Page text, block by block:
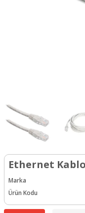
Ethernet
Marka
Ürün Kodu